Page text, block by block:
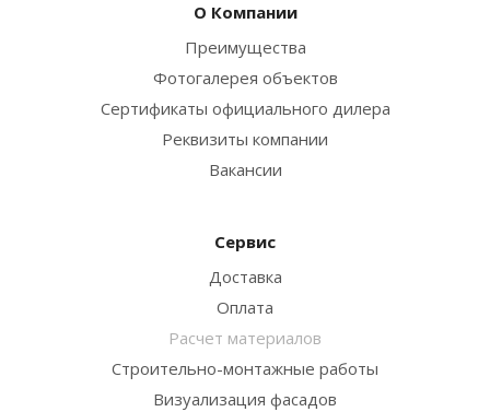
О Компании
Преимущества
Фотогалерея объектов
Сертификаты официального дилера
Реквизиты компании
Вакансии
Сервис
Доставка
Оплата
Расчет материалов
Строительно-монтажные работы
Визуализация фасадов